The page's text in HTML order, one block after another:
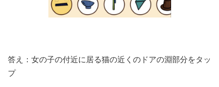
答え：女の子の付近に居る猫の近くのドアの淵部分をタッ
プ